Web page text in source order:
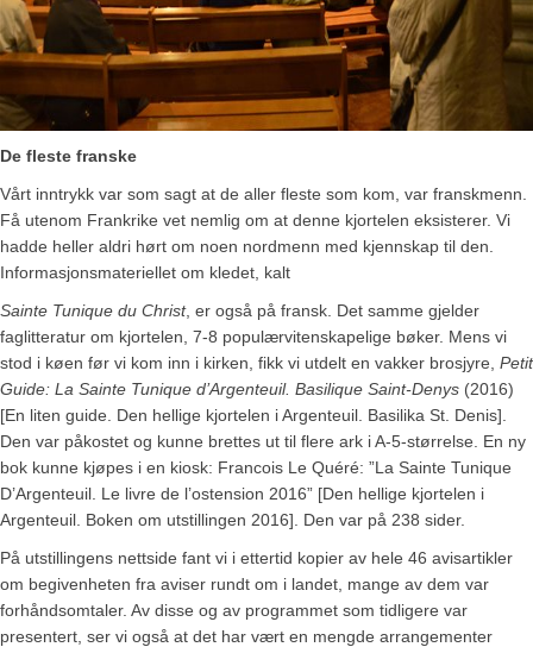
De fleste franske
Vårt inntrykk var som sagt at de aller fleste som kom, var franskmenn.
Få utenom Frankrike vet nemlig om at denne kjortelen eksisterer. Vi
hadde heller aldri hørt om noen nordmenn med kjennskap til den.
Informasjonsmateriellet om kledet, kalt
Sainte Tunique du Christ, er også på fransk. Det samme gjelder
faglitteratur om kjortelen, 7-8 populærvitenskapelige bøker. Mens vi
stod i køen før vi kom inn i kirken, fikk vi utdelt en vakker brosjyre, Petit
Guide: La Sainte Tunique d’Argenteuil. Basilique Saint-Denys (2016)
[En liten guide. Den hellige kjortelen i Argenteuil. Basilika St. Denis].
Den var påkostet og kunne brettes ut til flere ark i A-5-størrelse. En ny
bok kunne kjøpes i en kiosk: Francois Le Quéré: ”La Sainte Tunique
D’Argenteuil. Le livre de l’ostension 2016” [Den hellige kjortelen i
Argenteuil. Boken om utstillingen 2016]. Den var på 238 sider.
På utstillingens nettside fant vi i ettertid kopier av hele 46 avisartikler
om begivenheten fra aviser rundt om i landet, mange av dem var
forhåndsomtaler. Av disse og av programmet som tidligere var
presentert, ser vi også at det har vært en mengde arrangementer